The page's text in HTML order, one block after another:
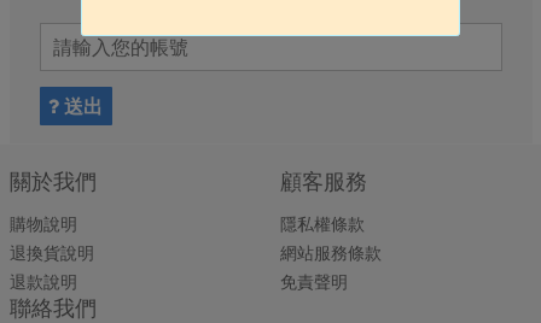
送出
關於我們
購物說明
退換貨說明
退款說明
顧客服務
隱私權條款
網站服務條款
免責聲明
聯絡我們